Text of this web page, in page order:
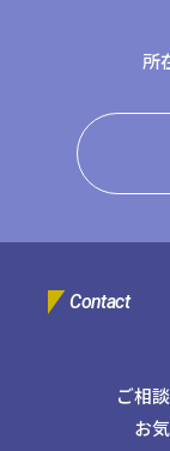
拠点一覧
東京本社
富山本部高岡本
グループ企業一
日本クレアス社
株式会社コーポ
株式会社コー
所
Contact
ご相
お